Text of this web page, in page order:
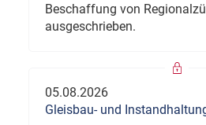
Beschaffung von
ausgeschrieben.
05.08.2026
Gleisbau- und